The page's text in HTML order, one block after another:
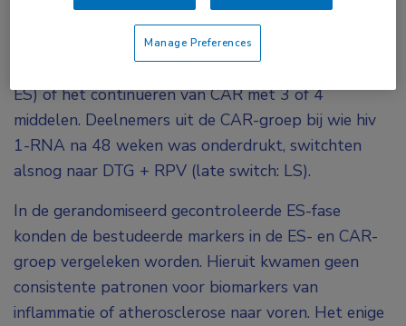
1024 volwassenen met onderdrukt hiv 1-RNA 1:1
gerandomiseerd naar DTG + RPV (vroege switch:
ES) of het continueren van CAR met 3 of 4
middelen. Deelnemers uit de CAR-groep bij wie hiv
1-RNA na 48 weken was onderdrukt, switchten
alsnog naar DTG + RPV (late switch: LS).
In de gerandomiseerd gecontroleerde ES-fase
konden de bestudeerde markers in de ES- en CAR-
groep vergeleken worden. Hieruit kwamen geen
consistente patronen voor biomarkers van
inflammatie of atherosclerose naar voren. Het enige
Manage Preferences